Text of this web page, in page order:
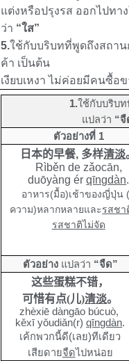
แต่งหรือปรุงรส ออกไปท
ว่า “ใส”
5.ใช้กับบริบทที่พูดถึงสถาน
ค้า เป็นต้น
เงียบเหงา ไม่ค่อยมีคนซื้อ
1.ใช้กับบริบ
แปลว่า “จื
ตัวอย่างที่ 1
日本的早餐, 多样清淡
Rìběn de zǎocān,
duōyàng érqīngdàn.
อาหาร(มื้อ)เช้าของญี่ปุ่น
ความ)หลากหลายและรสชา
รสชาติไม่จัด
ตัวอย่าง แปลว่า “จืด”
这些蛋糕不错，
可惜有点(儿)清淡。
zhèxiē dàngāo búcuò,
kěxī yǒudiǎn(r)qīngdàn.
เค้กพวกนี้ดี(เลย)ทีเดียว
เสียดายจืดไปหน่อย